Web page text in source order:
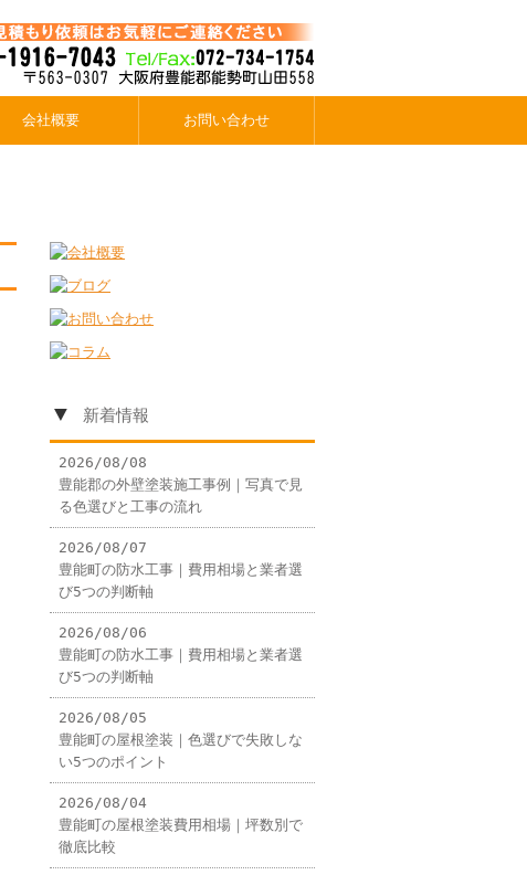
会社概要 お問い合わせ
▼ 新着情報
2026/08/08
豊能郡の外壁塗装施工事例｜写真で見
る色選びと工事の流れ
2026/08/07
豊能町の防水工事｜費用相場と業者選
び5つの判断軸
2026/08/06
豊能町の防水工事｜費用相場と業者選
び5つの判断軸
2026/08/05
豊能町の屋根塗装｜色選びで失敗しな
い5つのポイント
2026/08/04
豊能町の屋根塗装費用相場｜坪数別で
徹底比較